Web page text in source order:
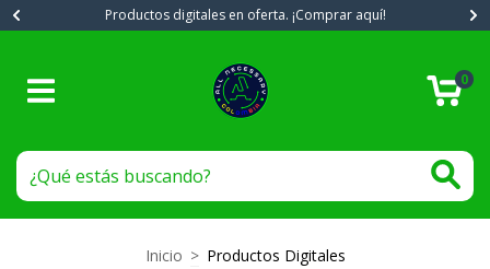
Productos digitales en oferta. ¡Comprar aquí!
0
Inicio > Productos Digitales